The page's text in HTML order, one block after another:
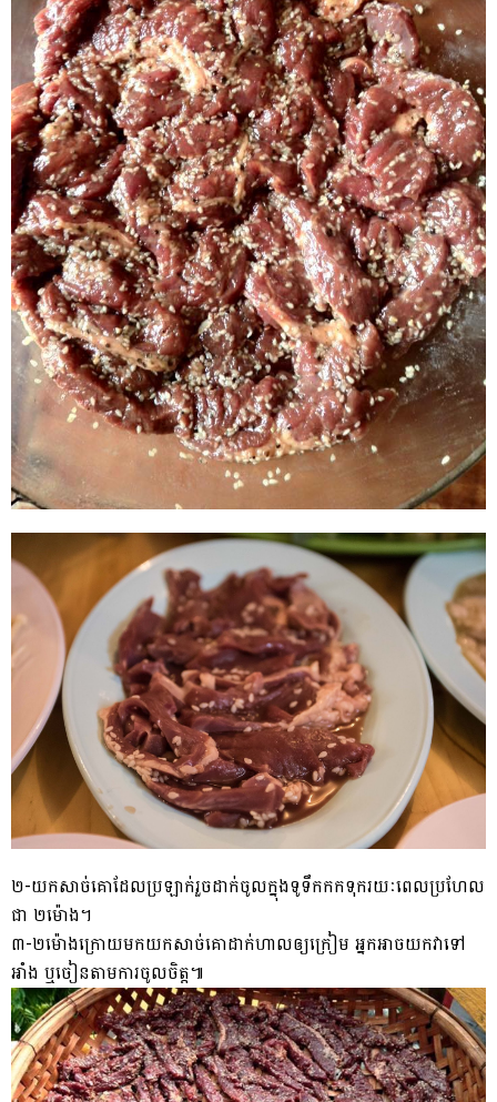
២-យកសាច់គោដែលប្រឡាក់រួចដាក់ចូលក្នុងទូទឹកកកទុករយៈពេលប្រហែល
ជា ២ម៉ោង។
៣-២ម៉ោងក្រោយមកយកសាច់គោដាក់ហាលឲ្យក្រៀម អ្នកអាចយកវាទៅ
អាំង ឬចៀនតាមការចូលចិត្ត៕